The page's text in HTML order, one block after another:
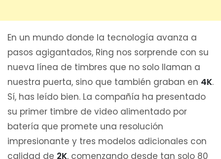
En un mundo donde la tecnología avanza a
pasos agigantados, Ring nos sorprende con su
nueva línea de timbres que no solo llaman a
nuestra puerta, sino que también graban en 4K.
Sí, has leído bien. La compañía ha presentado
su primer timbre de video alimentado por
batería que promete una resolución
impresionante y tres modelos adicionales con
calidad de 2K, comenzando desde tan solo 80